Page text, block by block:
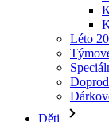
Děti
Vše v